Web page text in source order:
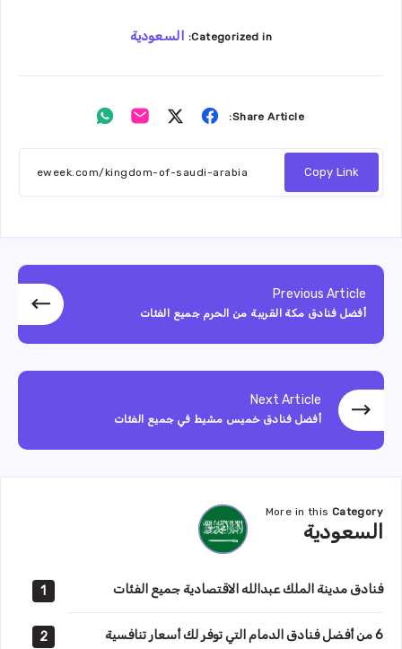
Categorized in: السعودية
Share Article:
Share
Facebook
Share
Twitter
Share
Email
Whatsapp
Copy Link
Previous Article
أفضل فنادق مكة القريبة من الحرم جميع الفئات
Next Article
أفضل فنادق خميس مشيط في جميع الفئات
More in this Category
السعودية
السعودية
1 فنادق مدينة الملك عبدالله الاقتصادية جميع الفئات
2 6 من أفضل فنادق الدمام التي توفر لك أسعار تنافسية